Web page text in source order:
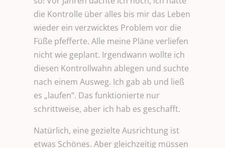
die Kontrolle über alles bis mir das Leben
wieder ein verzwicktes Problem vor die
Füße pfefferte. Alle meine Pläne verliefen
nicht wie geplant. Irgendwann wollte ich
diesen Kontrollwahn ablegen und suchte
nach einem Ausweg. Ich gab ab und ließ
es „laufen“. Das funktionierte nur
schrittweise, aber ich hab es geschafft.
Natürlich, eine gezielte Ausrichtung ist
etwas Schönes. Aber gleichzeitig müssen